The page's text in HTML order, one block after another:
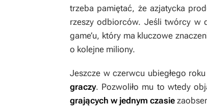
trzeba pamiętać, że azjatycka
rzeszy odbiorców. Jeśli twórcy w
game’u, który ma kluczowe
o kolejne miliony.
Jeszcze w czerwcu ubiegłego
graczy. Pozwoliło mu to wtedy
grających w jednym czasie